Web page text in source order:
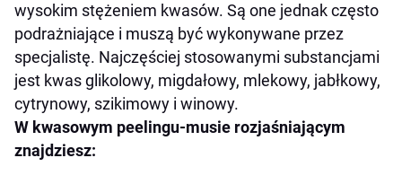
wysokim stężeniem kwasów. Są one jednak często
podrażniające i muszą być wykonywane przez
specjalistę. Najczęściej stosowanymi substancjami
jest kwas glikolowy, migdałowy, mlekowy, jabłkowy,
cytrynowy, szikimowy i winowy.
W kwasowym peelingu-musie rozjaśniającym
znajdziesz: